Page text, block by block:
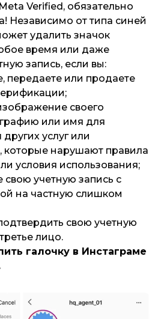
Verified, обязательно
Независимо от типа синей
удалить значок
время или даже
запись, если вы:
передаете или продаете
своего
или имя для
услуг или
которые нарушают правила
условия использования;
свою учетную запись с
на частную слишком
свою учетную
лицо.
галочку в Инстаграме